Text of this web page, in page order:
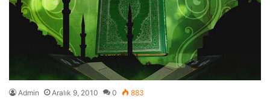
Admin Aralık 9, 2010 0 883